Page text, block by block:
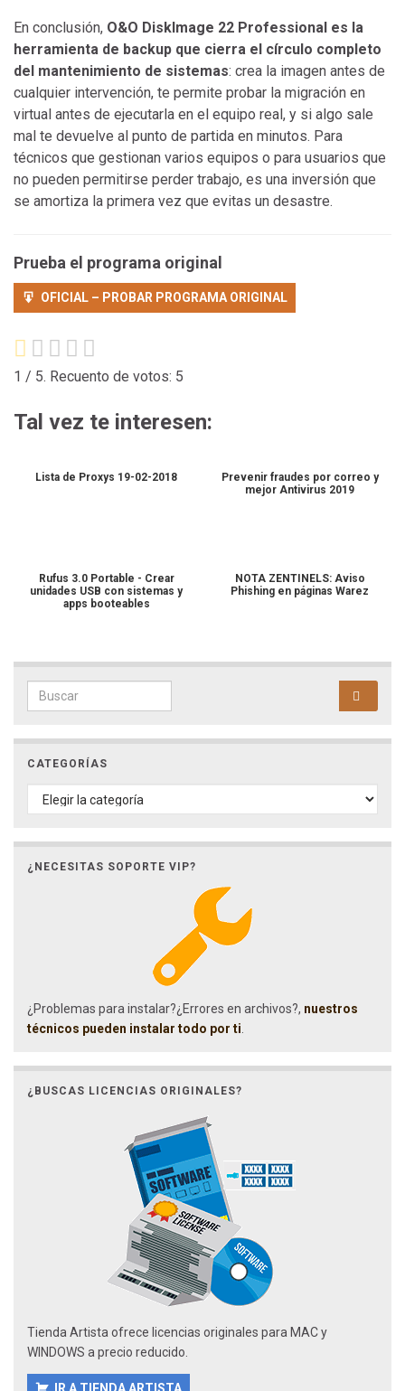
En conclusión, O&O DiskImage 22 Professional es la
herramienta de backup que cierra el círculo completo
del mantenimiento de sistemas: crea la imagen antes de
cualquier intervención, te permite probar la migración en
virtual antes de ejecutarla en el equipo real, y si algo sale
mal te devuelve al punto de partida en minutos. Para
técnicos que gestionan varios equipos o para usuarios que
no pueden permitirse perder trabajo, es una inversión que
se amortiza la primera vez que evitas un desastre.
Prueba el programa original
OFICIAL – PROBAR PROGRAMA ORIGINAL
1 / 5. Recuento de votos: 5
Tal vez te interesen:
Lista de Proxys 19-02-2018
Prevenir fraudes por correo y
mejor Antivirus 2019
Rufus 3.0 Portable - Crear
unidades USB con sistemas y
apps booteables
NOTA ZENTINELS: Aviso
Phishing en páginas Warez
Search for:
CATEGORÍAS
CATEGORÍAS
¿NECESITAS SOPORTE VIP?
¿Problemas para instalar?¿Errores en archivos?, nuestros
técnicos pueden instalar todo por ti
¿BUSCAS LICENCIAS ORIGINALES?
Tienda Artista ofrece licencias originales para MAC y
WINDOWS a precio reducido.